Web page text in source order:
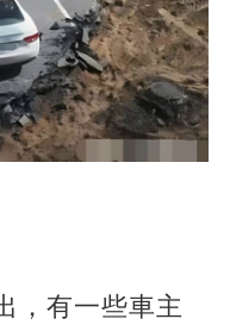
，有一些車主